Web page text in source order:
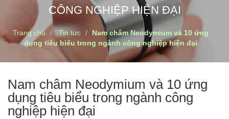
CÔNG NGHIỆP HIỆN ĐẠI
Trang chủ Tin tức
Nam châm Neodymium và 10 ứng
dụng tiêu biểu trong ngành công nghiệp hiện đại
Nam châm Neodymium và 10 ứng
dụng tiêu biểu trong ngành công
nghiệp hiện đại